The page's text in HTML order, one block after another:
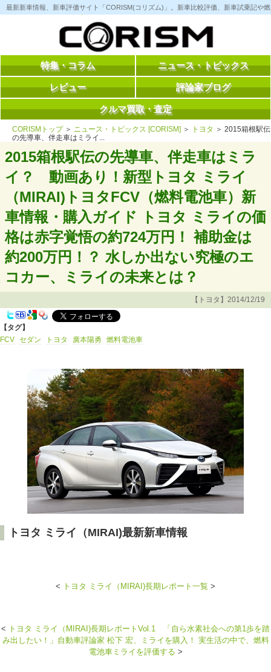
コ
ン
へ
最新新車情報、新車評価サイト「CORISM(コリズム)」。新車比較評価、新車試乗記や
特集・コラム ニュース・トピックス
レビュー 評論家ブログ
クルマ買取・査定
CORISMトップ＞ ニュース・トピックス [CORISM] ＞ トヨタ ＞ 2015箱根駅伝
の先導車、伴走車はミライ...
2015箱根駅伝の先導車、伴走車はミラ
イ？ 動画あり！新型トヨタ ミライ
（MIRAI)トヨタFCV（燃料電池車）新
車情報・購入ガイド トヨタ ミライの価
格は赤字覚悟の約724万円！ 補助金は
約200万円！？ 水しか出ない究極のエ
コカー、ミライの未来とは？
【トヨタ】2014/12/19
【タグ】
FCV セダン トヨタ 廣本陽勇 燃料電池車
トヨタ ミライ（MIRAI)最新新車情報
< トヨタ ミライ（MIRAI)長期レポート一覧 >
< トヨタ ミライ（MIRAI)長期レポートVol.1 「自ら水素社会への第1歩を踏
み出したい！」自動車評論家 松下 宏、ミライを購入！ 実生活の中で、燃料
電池車ミライを評価する >